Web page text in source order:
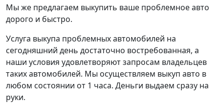
Мы же предлагаем выкупить ваше проблемное авто
дорого и быстро.
Услуга выкупа проблемных автомобилей на
сегодняшний день достаточно востребованная, а
наши условия удовлетворяют запросам владельцев
таких автомобилей. Мы осуществляем выкуп авто в
любом состоянии от 1 часа. Деньги выдаем сразу на
руки.